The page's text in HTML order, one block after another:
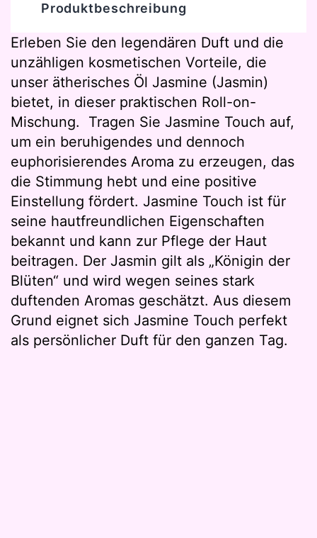
Produktbeschreibung
Erleben Sie den legendären Duft und die
unzähligen kosmetischen Vorteile, die
unser ätherisches Öl Jasmine (Jasmin)
bietet, in dieser praktischen Roll-on-
Mischung. Tragen Sie Jasmine Touch auf,
um ein beruhigendes und dennoch
euphorisierendes Aroma zu erzeugen, das
die Stimmung hebt und eine positive
Einstellung fördert. Jasmine Touch ist für
seine hautfreundlichen Eigenschaften
bekannt und kann zur Pflege der Haut
beitragen. Der Jasmin gilt als „Königin der
Blüten“ und wird wegen seines stark
duftenden Aromas geschätzt. Aus diesem
Grund eignet sich Jasmine Touch perfekt
als persönlicher Duft für den ganzen Tag.